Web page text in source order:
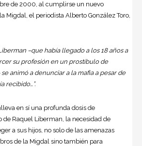
de 2000, al cumplirse un nuevo
Migdal, el periodista Alberto González Toro,
–que había llegado a los 18 años a
su profesión en un prostíbulo de
animó a denunciar a la mafia a pesar de
recibido…”.
en sí una profunda dosis de
de Raquel Liberman, la necesidad de
a sus hijos, no solo de las amenazas
de la Migdal sino también para